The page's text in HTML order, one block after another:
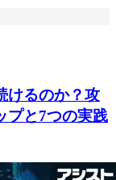
けるのか？攻
プと7つの実践